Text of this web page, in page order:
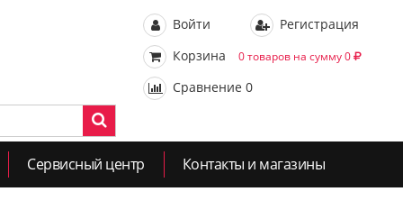
Войти
Регистрация
Корзина
0 товаров на сумму 0
Сравнение 0
Сервисный центр Контакты и магазины